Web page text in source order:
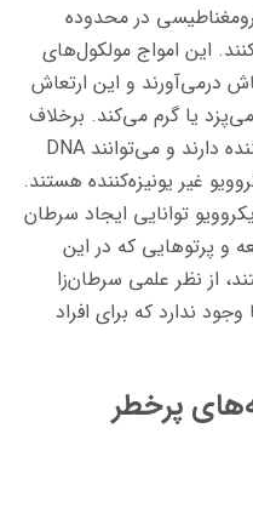
در محدوده
این امواج مولکول‌های
درمی‌آورند و این ارتعاش
یا گرم می‌کند. برخلاف
اشعه ایکس یا گاما که پرتو یونیزه‌کننده دارند و می‌توانند DNA
غیر یونیزه‌کننده هستند.
توانایی ایجاد سرطان
و پرتو‌هایی که در این
از نظر علمی سرطان‌زا
ندارد که برای افراد
پرخطر